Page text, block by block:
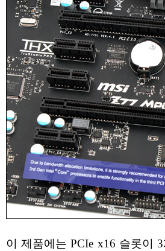
이 제품에는 PCIe x16 슬롯이